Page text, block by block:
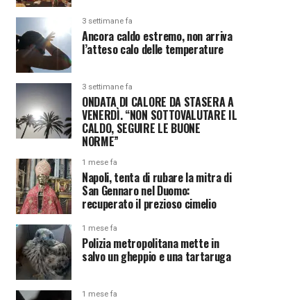
3 settimane fa
Ancora caldo estremo, non arriva
l’atteso calo delle temperature
3 settimane fa
ONDATA DI CALORE DA STASERA A
VENERDÌ. “NON SOTTOVALUTARE IL
CALDO, SEGUIRE LE BUONE
NORME”
1 mese fa
Napoli, tenta di rubare la mitra di
San Gennaro nel Duomo:
recuperato il prezioso cimelio
1 mese fa
Polizia metropolitana mette in
salvo un gheppio e una tartaruga
1 mese fa